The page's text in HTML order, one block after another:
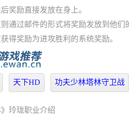
励直接发放在身上。
过邮件的形式将奖励发放到他们
奖励为进攻胜利的系统奖励。
天下HD 功夫少林塔林守卫战
》玲珑职业介绍